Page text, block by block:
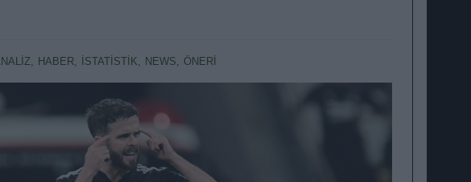
, HABER, İSTATİSTİK, NEWS, ÖNERİ